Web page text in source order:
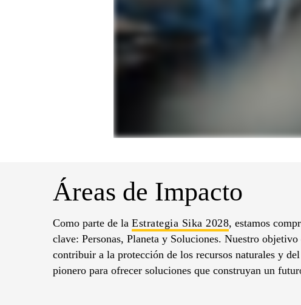
Áreas de Impacto
Como parte de la Estrategia Sika 2028, estamos
clave: Personas, Planeta y Soluciones. Nuestro
contribuir a la protección de los recursos naturales y
pionero para ofrecer soluciones que construyan un